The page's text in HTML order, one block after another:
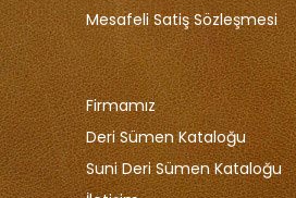
Mesafeli Satiş Sözleşmesi
Firmamız
Deri Sümen Kataloğu
Suni Deri Sümen Kataloğu